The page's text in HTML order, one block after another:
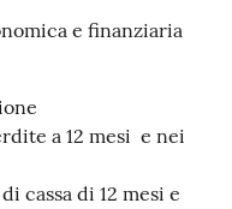
e finanziaria
a 12 mesi e nei
cassa di 12 mesi e